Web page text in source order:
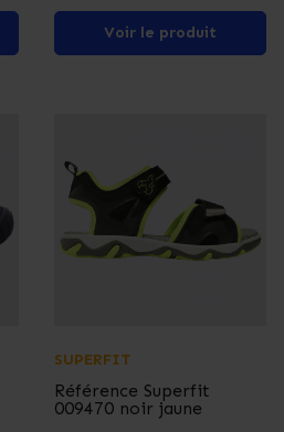
Voir le produit
SUPERFIT
Référence Superfit
009470 noir jaune